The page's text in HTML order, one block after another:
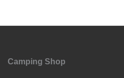
Camping Shop